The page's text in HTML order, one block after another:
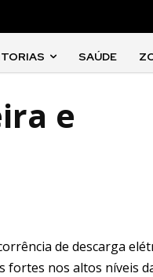
SAÚDE
e
de descarga
fortes nos altos níveis